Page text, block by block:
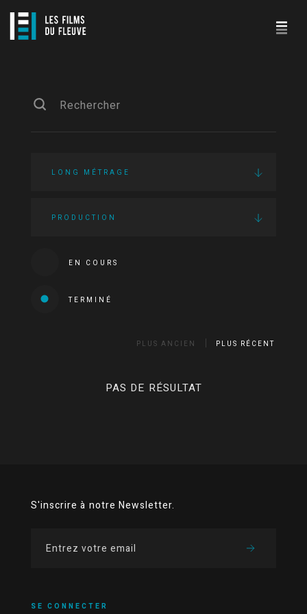
LONG MÉTRAGE
PRODUCTION
EN COURS
TERMINÉ
PLUS ANCIEN PLUS RÉCENT
PAS DE RÉSULTAT
S'inscrire à notre Newsletter.
SE CONNECTER